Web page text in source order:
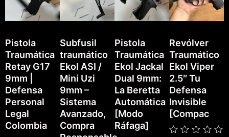
Pistola
Traumática
Retay G17
9mm |
Defensa
Personal
Legal
Colombia
Subfusil
traumático
Ekol ASI /
Mini Uzi
9mm –
Sistema
Avanzado,
Compra
Pistola
Traumática
Ekol Jackal
Dual 9mm:
La Beretta
Automática
[Modo
Ráfaga]
Revólver
Traumático
Ekol Viper
2.5″ Tu
Defensa
Invisible
[Compac